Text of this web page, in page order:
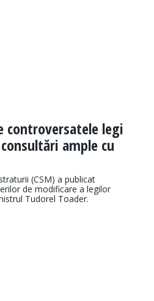
controversatele legi
ample cu
(CSM) a publicat
de modificare a legilor
Tudorel Toader.